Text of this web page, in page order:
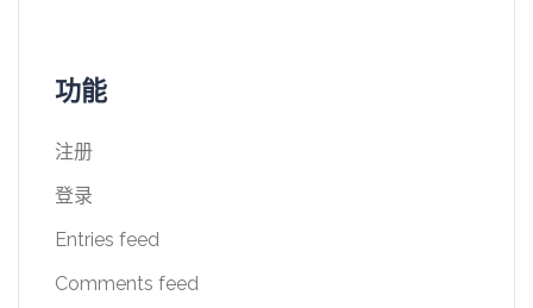
功能
注册
登录
Entries feed
Comments feed